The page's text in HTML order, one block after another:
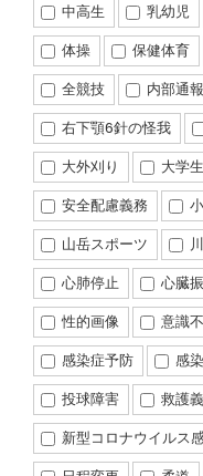
中高生
乳幼児
体操
保健体育
全競技
内部通報
右下顎6針の怪我
大外刈り
大学生
安全配慮義務
山岳スポーツ
心肺停止
心臓
性的画像
意識
感染症予防
感
投球障害
救護
新型コロナウイルス